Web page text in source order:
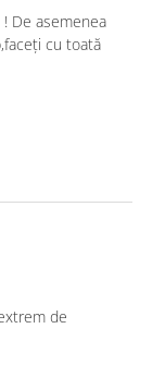
De asemenea
cu toată
de